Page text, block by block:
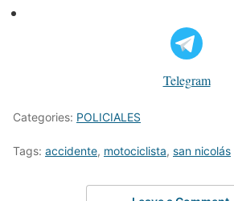
Telegram
Categories: POLICIALES
Tags: accidente, motociclista, san nicolás